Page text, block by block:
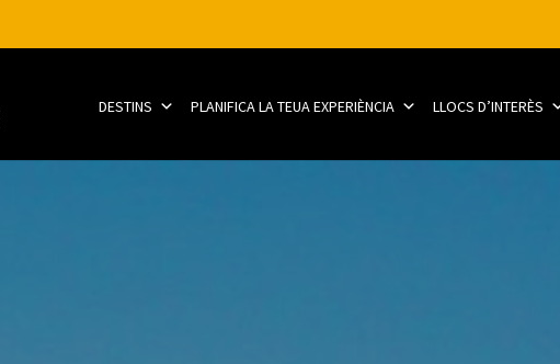
DESTINS PLANIFICA LA TEUA EXPERIÈNCIA LLOCS D’INTERÈS